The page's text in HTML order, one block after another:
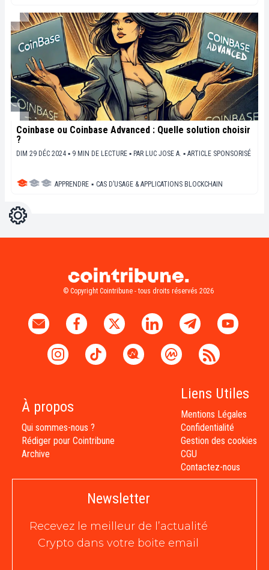
Coinbase ou Coinbase Advanced : Quelle solution choisir
?
DIM 29 DÉC 2024 ▪ 9 MIN DE LECTURE ▪ PAR LUC JOSE A. ▪ ARTICLE SPONSORISÉ
APPRENDRE ▪ CAS D’USAGE & APPLICATIONS BLOCKCHAIN
Réglages
© Copyright Cointribune - tous droits réservés 2026
À propos
Qui sommes-nous ?
Rédiger pour Cointribune
Archive
Liens Utiles
Mentions Légales
Confidentialité
Gestion des cookies
CGU
Contactez-nous
Newsletter
Recevez le meilleur de l’actualité
Crypto dans votre boite email